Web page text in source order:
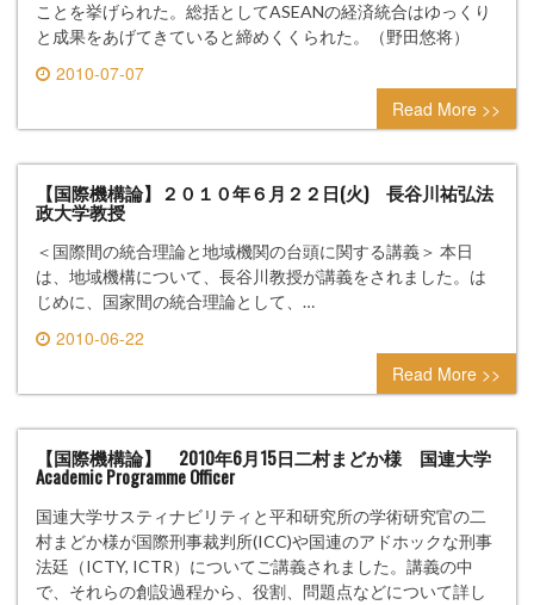
ことを挙げられた。総括としてASEANの経済統合はゆっくり
と成果をあげてきていると締めくくられた。（野田悠将）
2010-07-07
0 comment
Read More >>
【国際機構論】２０１０年６月２２日(火) 長谷川祐弘法
政大学教授
＜国際間の統合理論と地域機関の台頭に関する講義＞ 本日
は、地域機構について、長谷川教授が講義をされました。は
じめに、国家間の統合理論として、…
2010-06-22
0 comment
Read More >>
【国際機構論】 2010年6月15日二村まどか様 国連大学
Academic Programme Officer
国連大学サスティナビリティと平和研究所の学術研究官の二
村まどか様が国際刑事裁判所(ICC)や国連のアドホックな刑事
法廷（ICTY, ICTR）についてご講義されました。講義の中
で、それらの創設過程から、役割、問題点などについて詳し